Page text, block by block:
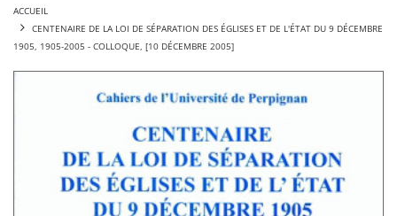
ACCUEIL
CENTENAIRE DE LA LOI DE SÉPARATION DES ÉGLISES ET DE L'ÉTAT DU 9 DÉCEMBRE
1905, 1905-2005 - COLLOQUE, [10 DÉCEMBRE 2005]